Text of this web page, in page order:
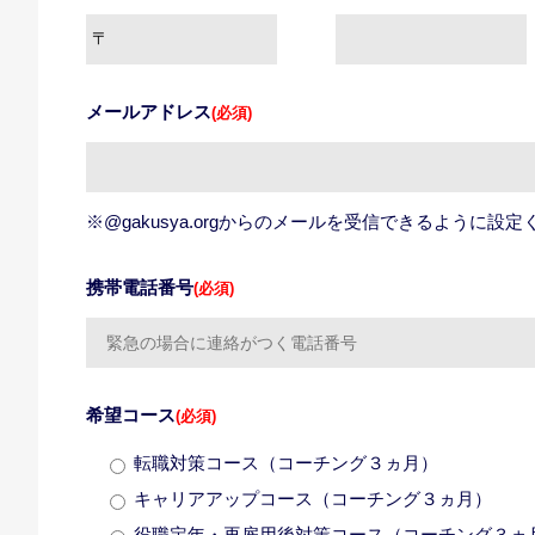
メールアドレス(必須)
※@gakusya.orgからのメールを受信できるように設定
携帯電話番号(必須)
希望コース(必須)
転職対策コース（コーチング３ヵ月）
キャリアアップコース（コーチング３ヵ月）